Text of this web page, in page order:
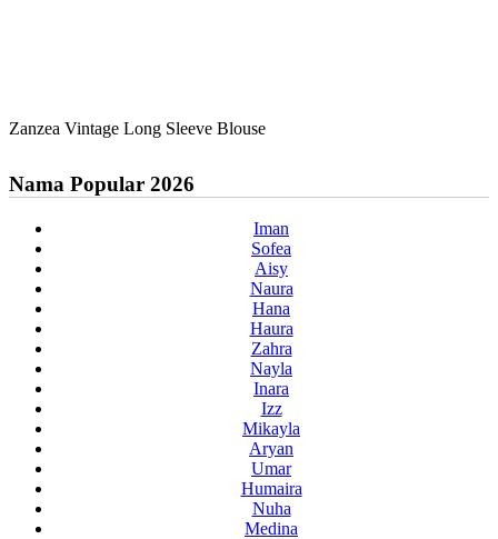
Zanzea Vintage Long Sleeve Blouse
Nama Popular 2026
Iman
Sofea
Aisy
Naura
Hana
Haura
Zahra
Nayla
Inara
Izz
Mikayla
Aryan
Umar
Humaira
Nuha
Medina